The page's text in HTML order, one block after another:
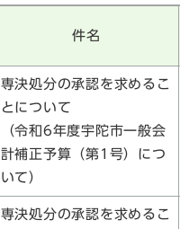
件名
専決処分の承認を求めるこ
とについて
（令和6年度宇陀市一般会
計補正予算（第1号）につ
いて）
専決処分の承認を求めるこ